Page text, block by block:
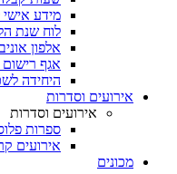
מידע אישי
לוח שנת
אלפון
אגף רישום
היחידה
אירועים וסדרות
אירועים וסדרות
ספרות
אירועים
מכונים